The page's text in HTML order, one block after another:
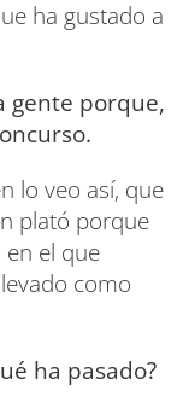
ha gustado a
gente porque,
lo veo así, que
plató porque
el que
como
ha pasado?